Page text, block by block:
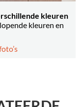
kleuren
kleuren en